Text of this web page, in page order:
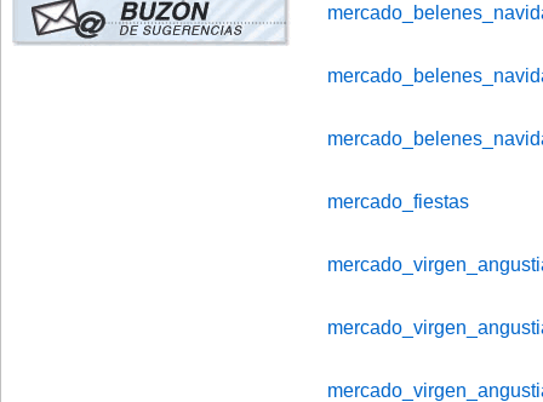
mercado_fiestas